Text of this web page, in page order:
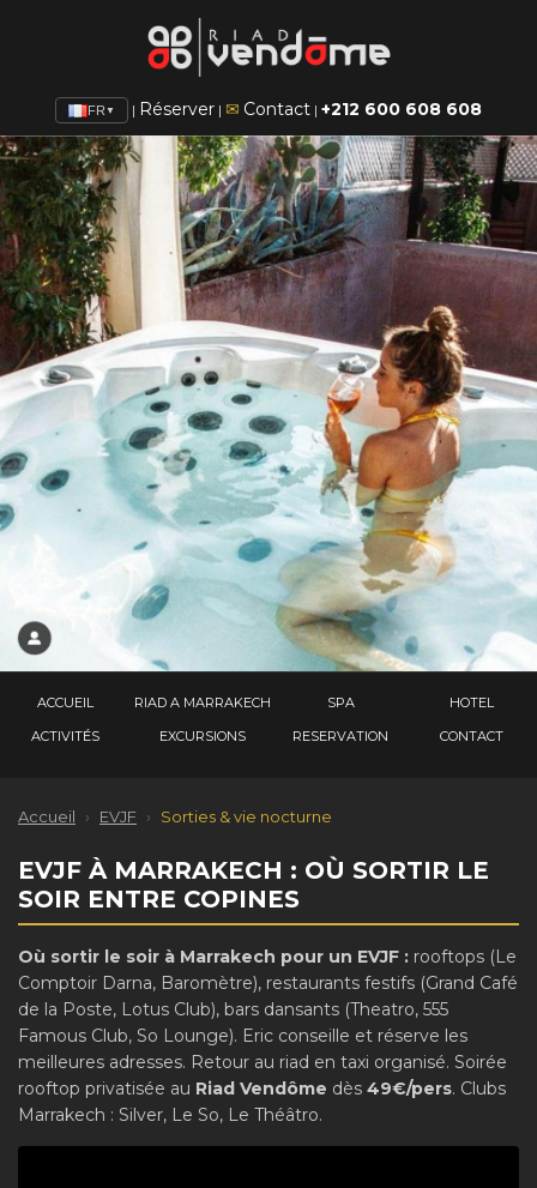
FR ▼ | Réserver | ✉ Contact | +212 600 608 608
ACCUEIL RIAD A MARRAKECH SPA
HOTEL
ACTIVITÉS
EXCURSIONS RESERVATION CONTACT
Accueil › EVJF › Sorties & vie nocturne
EVJF À MARRAKECH : OÙ SORTIR LE
SOIR ENTRE COPINES
Où sortir le soir à Marrakech pour un EVJF : rooftops (Le
Comptoir Darna, Baromètre), restaurants festifs (Grand Café
de la Poste, Lotus Club), bars dansants (Theatro, 555
Famous Club, So Lounge). Eric conseille et réserve les
meilleures adresses. Retour au riad en taxi organisé. Soirée
rooftop privatisée au Riad Vendôme dès 49€/pers. Clubs
Marrakech : Silver, Le So, Le Théâtro.